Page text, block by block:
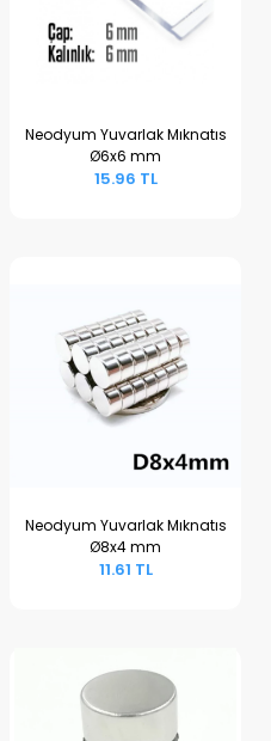
Sepete Ekle
Neodyum Yuvarlak Mıknatıs
Ø6x6 mm
15.96 TL
Sepete Ekle
Neodyum Yuvarlak Mıknatıs
Ø8x4 mm
11.61 TL